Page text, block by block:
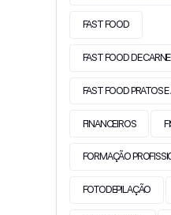
FAST FOOD
FAST FOOD DE
FAST FOOD PRATOS
FINANCEIROS
FORMAÇÃO
FOTODEPILAÇÃO